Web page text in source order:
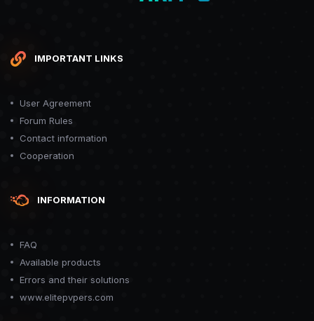
IMPORTANT LINKS
User Agreement
Forum Rules
Contact information
Cooperation
INFORMATION
FAQ
Available products
Errors and their solutions
www.elitepvpers.com